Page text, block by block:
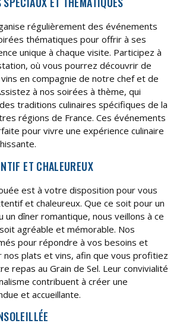
régulièrement des événements
thématiques pour offrir à ses
unique à chaque visite. Participez à
où vous pourrez découvrir de
en compagnie de notre chef et de
à nos soirées à thème, qui
traditions culinaires spécifiques de la
régions de France. Ces événements
pour vivre une expérience culinaire
ET CHALEUREUX
est à votre disposition pour vous
et chaleureux. Que ce soit pour un
un dîner romantique, nous veillons à ce
agréable et mémorable. Nos
pour répondre à vos besoins et
nos plats et vins, afin que vous profitiez
repas au Grain de Sel. Leur convivialité
contribuent à créer une
et accueillante.